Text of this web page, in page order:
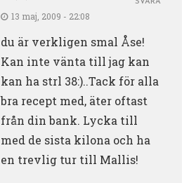
13 maj, 2009 - 22:08
du är verkligen smal Åse!
Kan inte vänta till jag kan
kan ha strl 38:)..Tack för alla
bra recept med, äter oftast
från din bank. Lycka till
med de sista kilona och ha
en trevlig tur till Mallis!